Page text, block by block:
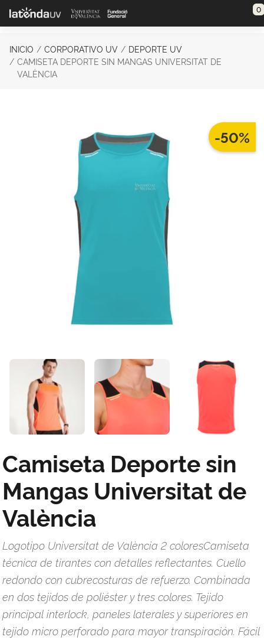
Saltar al contenido principal 0
INICIO CORPORATIVO UV
DEPORTE UV
CAMISETA DEPORTE SIN MANGAS UNIVERSITAT DE
VALÈNCIA
-50%
Camiseta Deporte sin
Mangas Universitat de
València
Logotipo Universitat de València 2 coloresCamiseta
técnica de tirantes con detalles reflectantes. Cuello
redondo con cubrecosturas de refuerzo. Combinada
en dos tejidos de poliéster y tres colores. Tejido
principal interlock, paneles laterales y superiores en
tejido micro perforado para mayor transpiración. Fácil